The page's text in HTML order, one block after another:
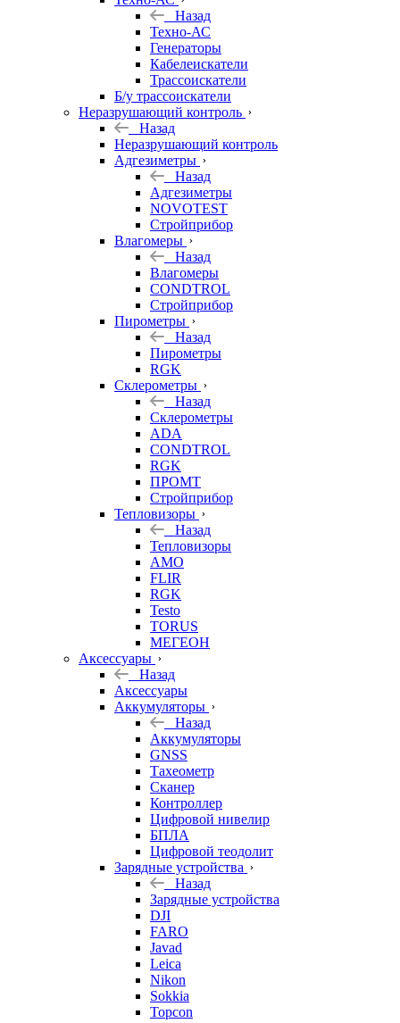
Назад
Техно-АС
Генераторы
Кабелеискатели
Трассоискатели
Б/у трассоискатели
Неразрушающий контроль
Назад
Неразрушающий контроль
Адгезиметры
Назад
Адгезиметры
NOVOTEST
Стройприбор
Влагомеры
Назад
Влагомеры
CONDTROL
Стройприбор
Пирометры
Назад
Пирометры
RGK
Склерометры
Назад
Склерометры
ADA
CONDTROL
RGK
ПРОМТ
Стройприбор
Тепловизоры
Назад
Тепловизоры
AMO
FLIR
RGK
Testo
TORUS
МЕГЕОН
Аксессуары
Назад
Аксессуары
Аккумуляторы
Назад
Аккумуляторы
GNSS
Тахеометр
Сканер
Контроллер
Цифровой нивелир
БПЛА
Цифровой теодолит
Зарядные устройства
Назад
Зарядные устройства
DJI
FARO
Javad
Leica
Nikon
Sokkia
Topcon